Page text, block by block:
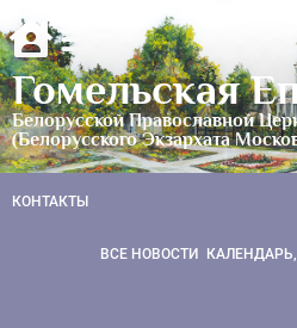
Гомельская
Белорусской Православной
(Белорусского Экзархата
КОНТАКТЫ
ВСЕ НОВОСТИ